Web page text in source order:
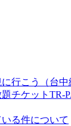
行こう（台中
チケットTR-
る件について